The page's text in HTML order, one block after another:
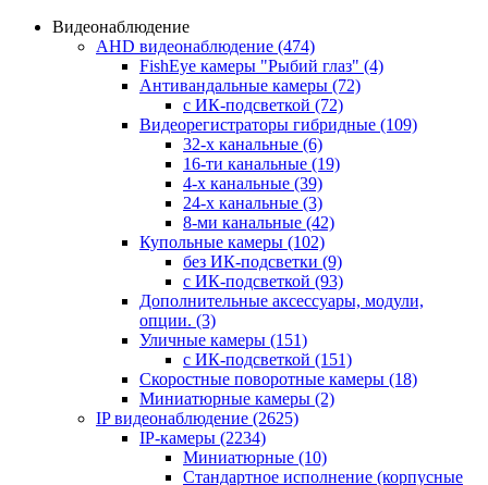
Видеонаблюдение
AHD видеонаблюдение (474)
FishEye камеры "Рыбий глаз" (4)
Антивандальные камеры (72)
с ИК-подсветкой (72)
Видеорегистраторы гибридные (109)
32-х канальные (6)
16-ти канальные (19)
4-х канальные (39)
24-х канальные (3)
8-ми канальные (42)
Купольные камеры (102)
без ИК-подсветки (9)
с ИК-подсветкой (93)
Дополнительные аксессуары, модули,
опции. (3)
Уличные камеры (151)
с ИК-подсветкой (151)
Скоростные поворотные камеры (18)
Миниатюрные камеры (2)
IP видеонаблюдение (2625)
IP-камеры (2234)
Миниатюрные (10)
Стандартное исполнение (корпусные